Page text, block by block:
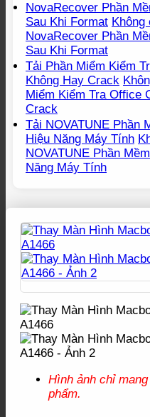
NovaRecover Phần
Sau Khi Format
NovaRecover Phần
Sau Khi Format
Tải Phần Miểm Kiểm
Không Hay Crack
Miểm Kiểm Tra Office
Crack
Tải NOVATUNE Phần
Hiệu Năng Máy Tính
NOVATUNE Phần
Năng Máy Tính
Hình ảnh chỉ
phẩm.